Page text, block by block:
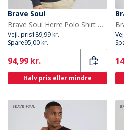
Brave Soul
Brave Soul Herre Polo Shirt Med Lange Ærmer Dark Navy
Vejl. pris189,99 kr.
Spare95,00 kr.
Current
94,99 kr.
Halv pris eller mindre